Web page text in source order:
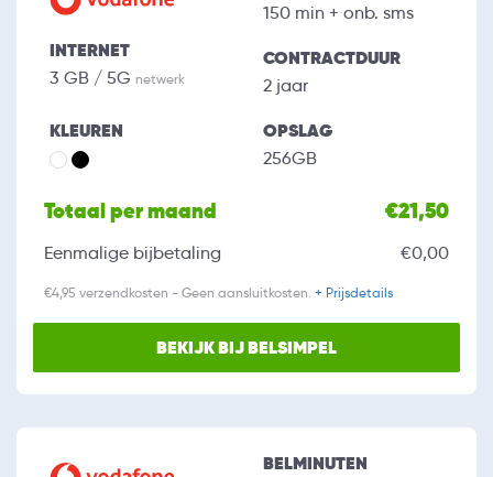
INTERNET
3 GB / 5G netwerk
150 min + onb. sms
CONTRACTDUUR
2 jaar
KLEUREN OPSLAG
256GB
Totaal per maand €21,50
Eenmalige bijbetaling €0,00
€4,95 verzendkosten - Geen aansluitkosten. + Prijsdetails
BEKIJK BIJ BELSIMPEL
BELMINUTEN